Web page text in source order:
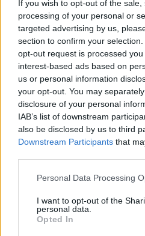
If you wish to opt-out of the
processing of your personal or
targeted advertising by us,
section to confirm your
opt-out request is processed
interest-based ads based on
us or personal information
your opt-out. You may
disclosure of your personal
IAB’s list of downstream
also be disclosed by us to third
Downstream Participants that
Personal Data Processing
I want to opt-out of the
personal data.
Opted In
a tőzsde hőskoráról!
Galéria10 képBÉT 25A jelen
tanácsadásnak vagy
információ
KEDVES OLVASÓNK!
A keresett cikk a
tartozik, melynek olvasása
regisztrációhoz kötött.
Az előfizetés a következőket
Portfolio.hu teljes
Kötéslisták: BÉT elmúlt